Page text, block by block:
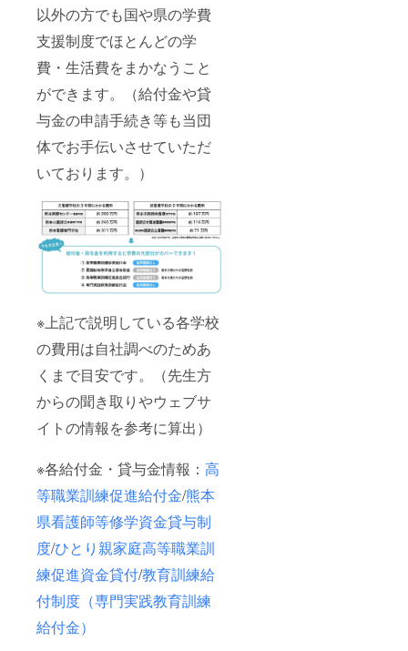
以外の方でも国や県の学費
支援制度でほとんどの学
費・生活費をまかなうこと
ができます。（給付金や貸
与金の申請手続き等も当団
体でお手伝いさせていただ
いております。）
※上記で説明している各学校
の費用は自社調べのためあ
くまで目安です。（先生方
からの聞き取りやウェブサ
イトの情報を参考に算出）
※各給付金・貸与金情報： 高
等職業訓練促進給付金/熊本
県看護師等修学資金貸与制
度/ひとり親家庭高等職業訓
練促進資金貸付/教育訓練給
付制度（専門実践教育訓練
給付金）